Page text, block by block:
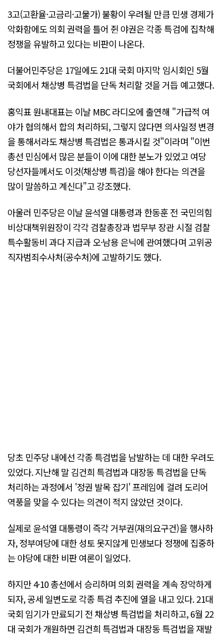
3고(고환율·고금리·고물가) 불황이 우려될 만큼 민생 경제가
악화함에도 의회 권력을 틀어 쥔 야권은 각종 특검에 집착해
정쟁을 유발하고 있다는 비판이 나온다.
더불어민주당은 17일에도 21대 국회 마지막 임시회인 5월
국회에서 채상병 특검법을 단독 처리할 것을 거듭 예고했다.
홍익표 원내대표는 이날 MBC 라디오에 출연해 "가급적 여
야가 협의해서 합의 처리하되, 그렇지 않다면 의사일정 변경
을 통해서라도 채상병 특검법은 통과시킬 것"이라며 "이번
총선 민심에서 많은 분들이 이에 대한 분노가 있었고 여당
당선자들께서도 이것(채상병 특검)을 해야 한다는 의견을
많이 말씀하고 계신다"고 강조했다.
아울러 민주당은 이날 윤석열 대통령과 한동훈 전 국민의힘
비상대책위원장이 각각 검찰총장과 법무부 장관 시절 검찰
특수활동비 과다 지급과 오·남용 은닉에 관여했다며 고위공
직자범죄수사처(공수처)에 고발하기도 했다.
당초 민주당 내에선 각종 특검법을 남발하는 데 대한 우려도
있었다. 지난해 말 김건희 특검법과 대장동 특검법을 단독
처리하는 과정에서 '정권 발목 잡기' 프레임에 걸려 도리어
역풍을 맞을 수 있다는 의견이 적지 않았던 것이다.
실제로 윤석열 대통령이 즉각 거부권(재의요구건)을 행사하
자, 정부여당에 대한 성토 못지않게 민생보다 정쟁에 집중하
는 야당에 대한 비판 여론이 일었다.
하지만 4·10 총선에서 승리하며 의회 권력을 계속 장악하게
되자, 공세 일변도로 각종 특검 추진에 열을 내고 있다. 21대
국회 임기가 만료되기 전 채상병 특검법을 처리하고, 6월 22
대 국회가 개원하면 김건희 특검법과 대장동 특검법을 재발